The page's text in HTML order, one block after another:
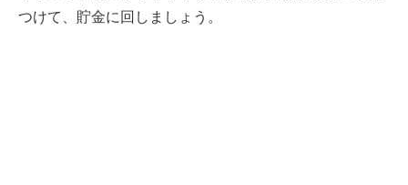
つけて、貯金に回しましょう。